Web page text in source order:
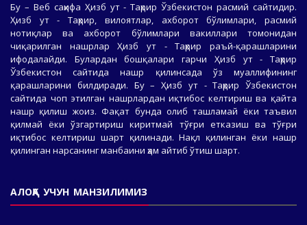
Бу – Веб саҳифа Ҳизб ут - Таҳрир Ўзбекистон расмий сайтидир.
Ҳизб ут - Таҳрир, вилоятлар, ахборот бўлимлари, расмий
нотиқлар ва ахборот бўлимлари вакиллари томонидан
чиқарилган нашрлар Ҳизб ут - Таҳрир раъй-қарашларини
ифодалайди. Булардан бошқалари гарчи Ҳизб ут - Таҳрир
Ўзбекистон сайтида нашр қилинсада ўз муаллифининг
қарашларини билдиради. Бу – Ҳизб ут - Таҳрир Ўзбекистон
сайтида чоп этилган нашрлардан иқтибос келтириш ва қайта
нашр қилиш жоиз. Фақат бунда олиб ташламай ёки таъвил
қилмай ёки ўзгартириш киритмай тўғри етказиш ва тўғри
иқтибос келтириш шарт қилинади. Нақл қилинган ёки нашр
қилинган нарсанинг манбаини ҳам айтиб ўтиш шарт.
АЛОҚА УЧУН МАНЗИЛИМИЗ